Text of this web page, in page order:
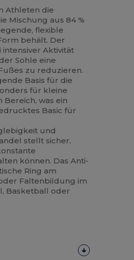
Athleten die
Mischung aus 84 %
flexible
behält. Der
Aktivität
Sohle eine
zu reduzieren.
Basis für die
für kleine
was ein
Basic für
und
stellt sicher,
können. Das Anti-
Ring am
Faltenbildung im
Basketball oder